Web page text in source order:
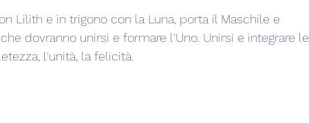
Lilith e in trigono con la Luna, porta il Maschile e
dovranno unirsi e formare l'Uno. Unirsi e integrare le
l'unità, la felicità.